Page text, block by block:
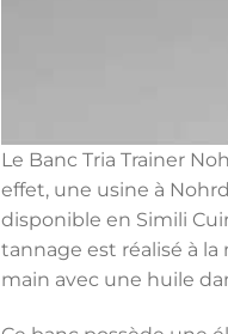
Le Banc Tria Trainer
effet, une usine à
disponible en Simili
tannage est réalisé à
main avec une huile